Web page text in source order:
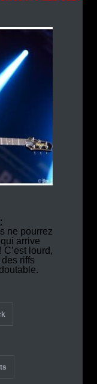
ne pourrez
arrive
lourd,
riffs